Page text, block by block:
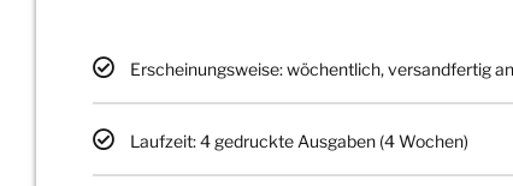
Erscheinungsweise: wöchentlich, versandfertig
Laufzeit: 4 gedruckte Ausgaben (4 Wochen)